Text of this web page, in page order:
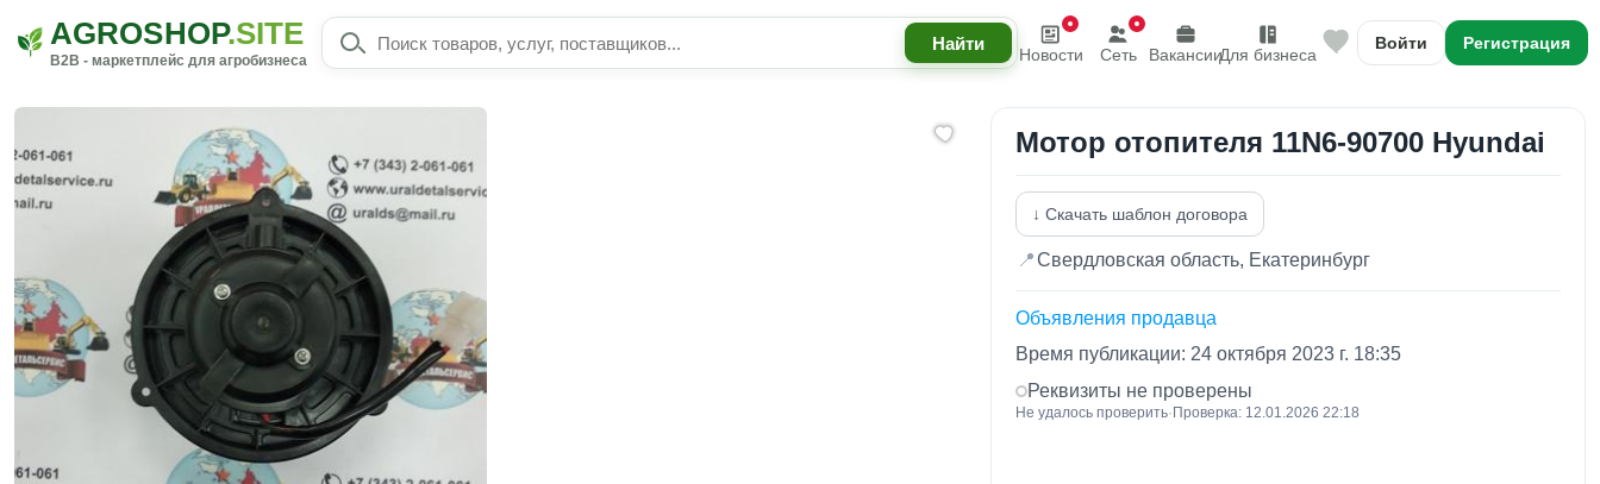
AGROSHOP.SITE
B2B - маркетплейс для агробизнеса Новости Сеть ВакансииДля бизнеса
Войти Регистрация
Мотор отопителя 11N6-90700 Hyundai
↓ Скачать шаблон договора
📍Свердловская область, Екатеринбург
Объявления продавца
Время публикации: 24 октября 2023 г. 18:35
Реквизиты не проверены
Не удалось проверить· Проверка: 12.01.2026 22:18